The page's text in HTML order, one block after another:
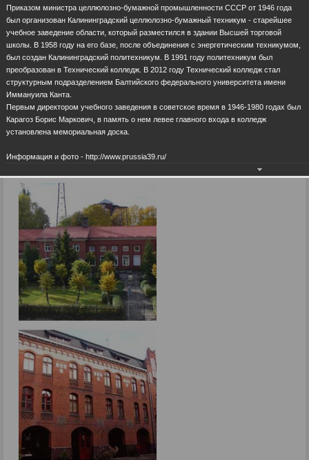
Приказом министра целлюлозно-бумажной промышленности СССР от 1946 года
был организован Калининградский целлюлозно-бумажный техникум - старейшее
учебное заведение области, который разместился в здании Высшей торговой
школы. В 1958 году на его базе, после объединения с энергетическим техникумом,
был создан Калининградский политехникум. В 1991 году политехникум был
преобразован в Технический колледж. В 2012 году Технический колледж стал
структурным подразделением Балтийского федерального университета имени
Иммануила Канта.
Первым директором учебного заведения в советское время в 1946-1980 годах был
Карагоз Борис Маркович, в память о нем левее главного входа в колледж
установлена мемориальная доска.
Информация и фото - http://www.prussia39.ru/